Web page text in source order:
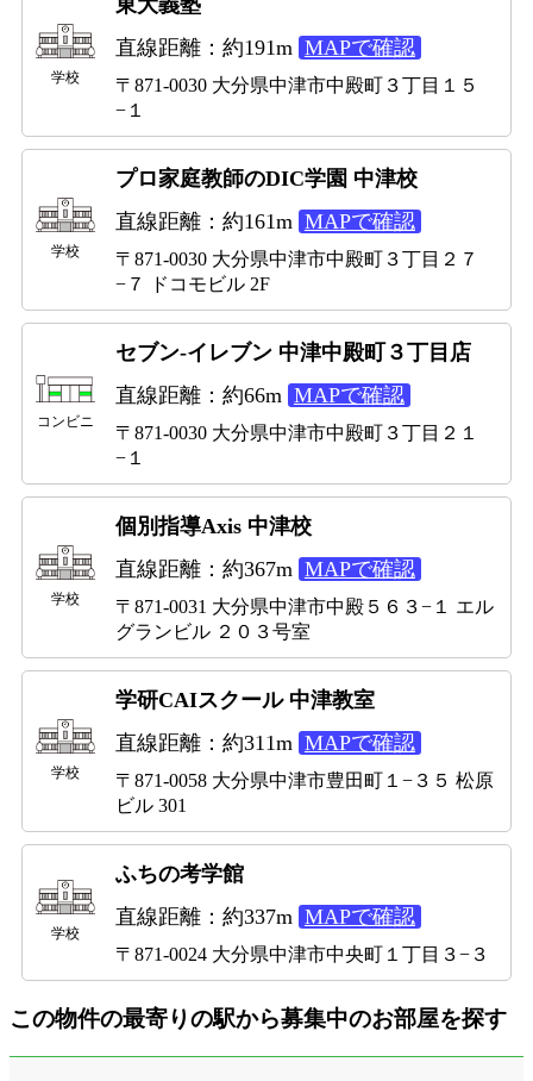
学校
直線距離：約191m MAPで確認
〒871-0030 大分県中津市中殿町３丁目１５
−１
学校
プロ家庭教師のDIC学園 中津校
直線距離：約161m MAPで確認
〒871-0030 大分県中津市中殿町３丁目２７
−７ ドコモビル 2F
コンビニ
セブン-イレブン 中津中殿町３丁目店
直線距離：約66m MAPで確認
〒871-0030 大分県中津市中殿町３丁目２１
−１
学校
個別指導Axis 中津校
直線距離：約367m MAPで確認
〒871-0031 大分県中津市中殿５６３−１ エル
グランビル ２０３号室
学校
学研CAIスクール 中津教室
直線距離：約311m MAPで確認
〒871-0058 大分県中津市豊田町１−３５ 松原
ビル 301
学校
ふちの考学館
直線距離：約337m MAPで確認
〒871-0024 大分県中津市中央町１丁目３−３
この物件の最寄りの駅から募集中のお部屋を探す